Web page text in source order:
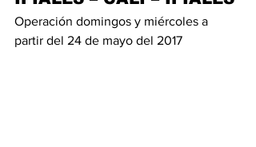
Operación domingos y miércoles a
partir del 24 de mayo del 2017